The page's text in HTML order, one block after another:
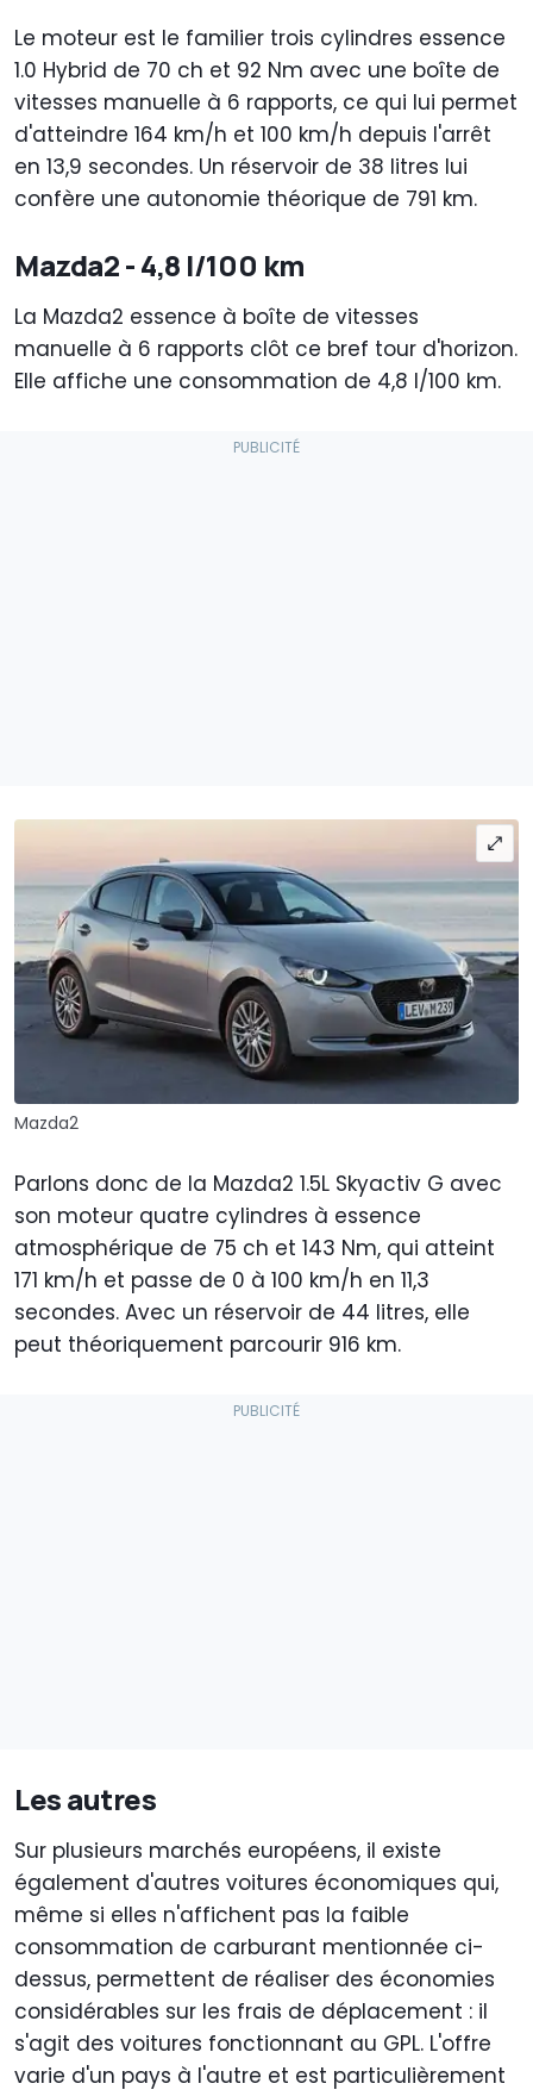
Le moteur est le familier trois cylindres essence
1.0 Hybrid de 70 ch et 92 Nm avec une boîte de
vitesses manuelle à 6 rapports, ce qui lui permet
d'atteindre 164 km/h et 100 km/h depuis l'arrêt
en 13,9 secondes. Un réservoir de 38 litres lui
confère une autonomie théorique de 791 km.
Mazda2 - 4,8 l/100 km
La Mazda2 essence à boîte de vitesses
manuelle à 6 rapports clôt ce bref tour d'horizon.
Elle affiche une consommation de 4,8 l/100 km.
Mazda2
Parlons donc de la Mazda2 1.5L Skyactiv G avec
son moteur quatre cylindres à essence
atmosphérique de 75 ch et 143 Nm, qui atteint
171 km/h et passe de 0 à 100 km/h en 11,3
secondes. Avec un réservoir de 44 litres, elle
peut théoriquement parcourir 916 km.
Les autres
Sur plusieurs marchés européens, il existe
également d'autres voitures économiques qui,
même si elles n'affichent pas la faible
consommation de carburant mentionnée ci-
dessus, permettent de réaliser des économies
considérables sur les frais de déplacement : il
s'agit des voitures fonctionnant au GPL. L'offre
varie d'un pays à l'autre et est particulièrement